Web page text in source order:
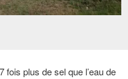
fois plus de sel que l’eau de